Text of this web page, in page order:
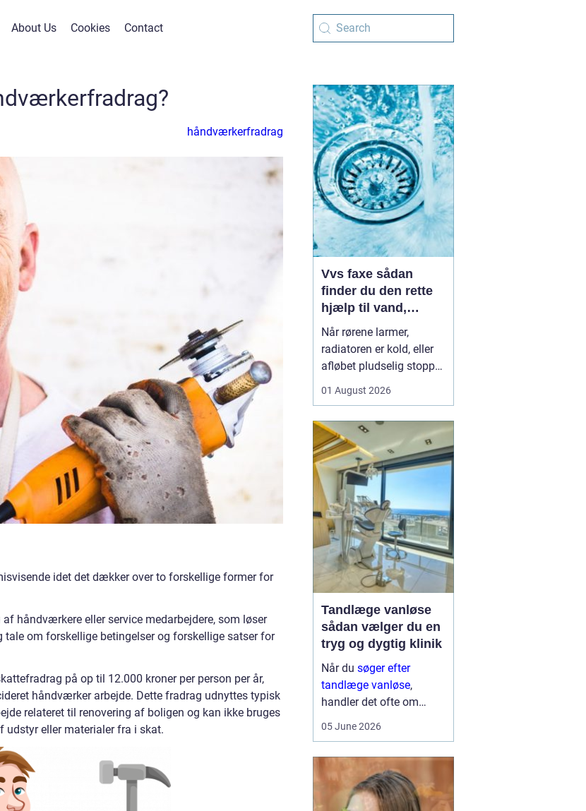
About Us Cookies Contact
håndværkerfradrag
idet det dækker over to forskellige former for
håndværkere eller service medarbejdere, som løser
om forskellige betingelser og forskellige satser for
på op til 12.000 kroner per person per år,
håndværker arbejde. Dette fradrag udnyttes typisk
relateret til renovering af boligen og kan ikke bruges
eller materialer fra i skat.
Vvs faxe sådan
finder du den rette
hjælp til vand,
varme og sanitet
Når rørene larmer,
radiatoren er kold, eller
afløbet pludselig stopper
hvor vigtig en
er i hverdagen. I Faxe og
omegn spiller de lokale
VVS-installatører en
central rolle for både
boligejere og virks...
01 August 2026
Tandlæge vanløse
sådan vælger du en
tryg og dygtig klinik
Når du søger efter
tandlæge vanløse,
handler det ofte om
du kan føle dig tryg, blive
taget alvorligt og få
grundig behandling ...
05 June 2026